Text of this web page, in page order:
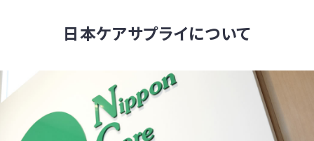
日本ケアサプライについて